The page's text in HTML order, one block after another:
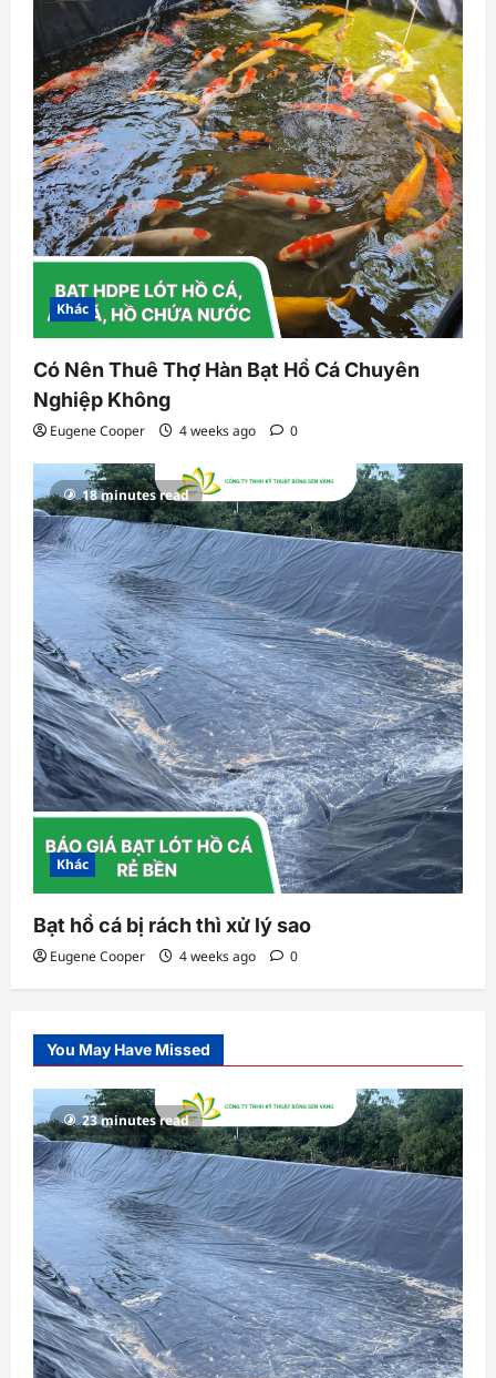
Khác
Có Nên Thuê Thợ Hàn Bạt Hồ Cá Chuyên
Nghiệp Không
Eugene Cooper 4 weeks ago 0
18 minutes read
Khác
Bạt hồ cá bị rách thì xử lý sao
Eugene Cooper 4 weeks ago 0
You May Have Missed
23 minutes read